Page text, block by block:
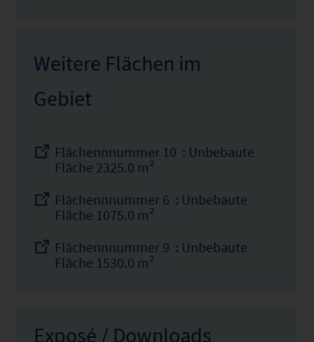
Weitere Flächen im
Gebiet
Flächennnummer 10 : Unbebaute
Fläche 2325.0 m²
Flächennnummer 6 : Unbebaute
Fläche 1075.0 m²
Flächennnummer 9 : Unbebaute
Fläche 1530.0 m²
Exposé / Downloads